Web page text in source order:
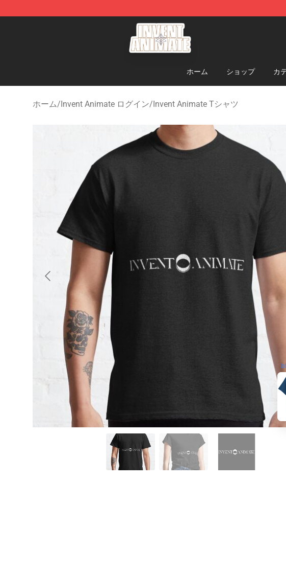
Invent Animate Shop - Official Invent Animate Merchandise Store
ホーム ショップ カ
ホーム/Invent Animate ログイン/Invent Animate Tシャツ